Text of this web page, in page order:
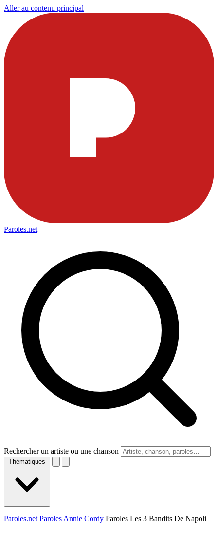
Aller au contenu principal
Paroles.net
Rechercher un artiste ou une chanson
Thématiques
Paroles.net Paroles Annie Cordy Paroles Les 3 Bandits De Napoli